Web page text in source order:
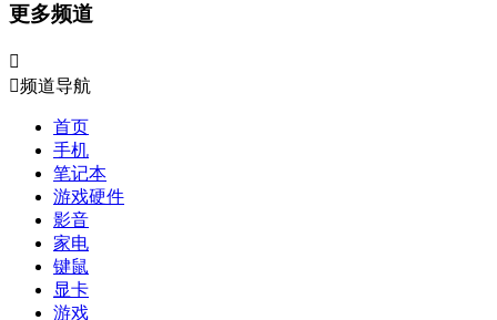
更多频道

频道导航
首页
手机
笔记本
游戏硬件
影音
家电
键鼠
显卡
游戏